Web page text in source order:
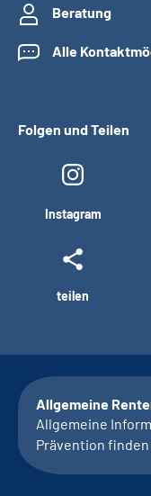
Beratung
Alle
Folgen und Teilen
Instagram
teilen
Allgemeine
Allgemeine
Prävention